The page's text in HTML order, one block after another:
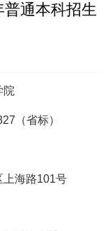
通本科招生
院
（省标）
上海路101号